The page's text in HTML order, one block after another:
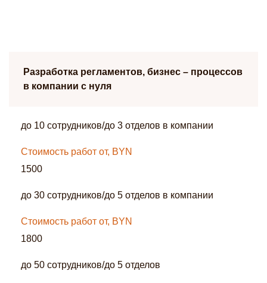
Разработка регламентов, бизнес – процессов
в компании с нуля
до 10 сотрудников/до 3 отделов в компании
Стоимость работ от, BYN
1500
до 30 сотрудников/до 5 отделов в компании
Стоимость работ от, BYN
1800
до 50 сотрудников/до 5 отделов